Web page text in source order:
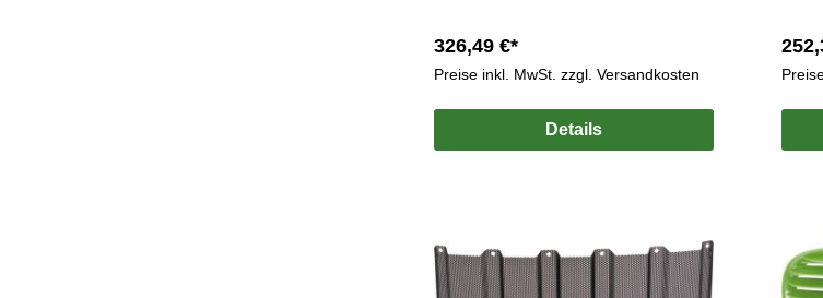
326,49 €*
Preise inkl. MwSt. zzgl. Versandkosten
Details